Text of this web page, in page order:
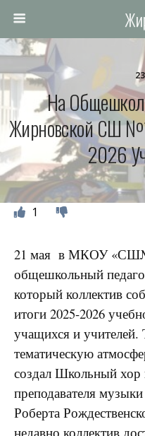
На
Жирновской СШ
2026
1
21 мая в МКОУ
общешкольный
который коллектив
итоги 2025-2026
учащихся и учителей.
тематическую
создал Школьный хор
преподавателя
Роберта
недавно коллектив